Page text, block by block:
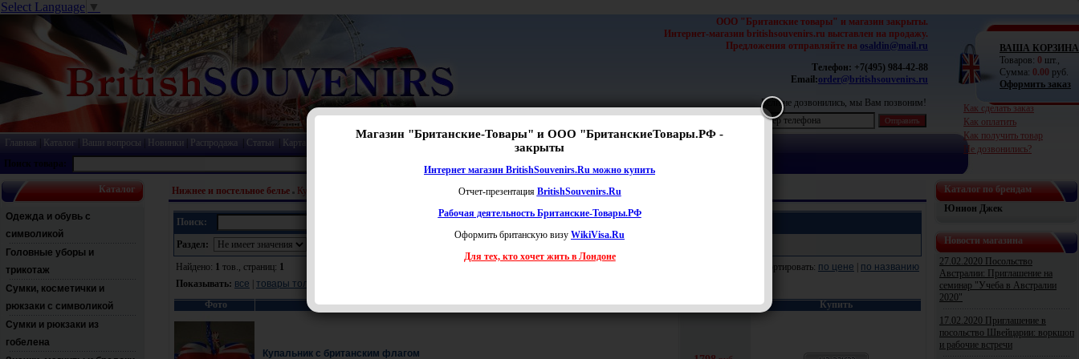
Select Language ▼
ООО "Британские товары" и магазин закрыты.
Интернет-магазин britishsouvenirs.ru выставлен на продажу.
Предложения отправляйте на osaldin@mail.ru
Телефон: +7(495) 984-42-88
Email:order@britishsouvenirs.ru
Если не дозвонились, мы Вам позвоним!
Главная Каталог Ваши вопросы Новинки Распродажа Статьи Карта сайта
Поиск товара:
Расширенный поиск
ВАША КОРЗИНА
Товаров: 0 шт.,
Сумма: 0.00 руб.
Оформить заказ
Как сделать заказ
Как оплатить
Как получить товар
Не дозвонились?
Каталог
Одежда и обувь с
символикой
Головные уборы и
трикотаж
Сумки, косметички и
рюкзаки с символикой
Сумки и рюкзаки из
гобелена
Нижнее и постельное белье Купальники
Поиск:
Раздел:
Найдено: 1 тов., страниц: 1 Сортировать: по цене
по названию
Показывать: все
товары только в наличии
Фото
Наименование Цена Купить
Купальник с британским флагом
Каталог по брендам
Юнион Джек
Новости магазина
27.02.2020 Посольство
Австралии: Приглашение на
семинар "Учеба в Австралии
2020"
17.02.2020 Приглашение в
посольство Швейцарии: воркшоп
и рабочие встречи
Магазин "Британские-Товары" и ООО "БританскиеТовары.РФ -
закрыты
Интернет магазин BritishSouvenirs.Ru можно купить
Отчет-презентация BritishSouvenirs.Ru
Рабочая деятельность Британские-Товары.РФ
Оформить британскую визу WikiVisa.Ru
Для тех, кто хочет жить в Лондоне